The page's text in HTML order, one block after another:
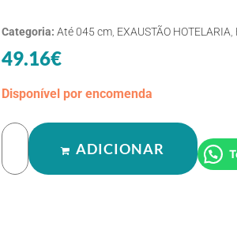
Categoria: Até 045 cm EXAUSTÃO HOTELARIA
49.16€
Disponível por encomenda
ADICIONAR